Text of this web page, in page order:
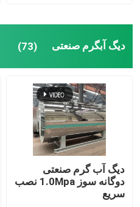
کوره هوای گرم
راکتور شیشه ای
لوازم کمکی برای دیگ
دیگ آبگرم صنعتی (73)
دیگ آب گرم صنعتی
دوگانه سوز 1.0Mpa نصب
سریع